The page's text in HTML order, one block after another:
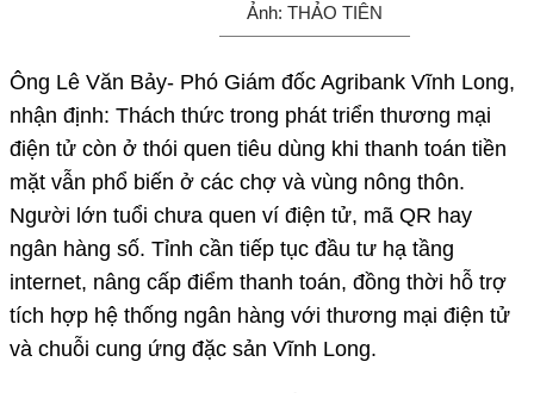
Ảnh: THẢO TIÊN
Ông Lê Văn Bảy- Phó Giám đốc Agribank Vĩnh Long,
nhận định: Thách thức trong phát triển thương mại
điện tử còn ở thói quen tiêu dùng khi thanh toán tiền
mặt vẫn phổ biến ở các chợ và vùng nông thôn.
Người lớn tuổi chưa quen ví điện tử, mã QR hay
ngân hàng số. Tỉnh cần tiếp tục đầu tư hạ tầng
internet, nâng cấp điểm thanh toán, đồng thời hỗ trợ
tích hợp hệ thống ngân hàng với thương mại điện tử
và chuỗi cung ứng đặc sản Vĩnh Long.